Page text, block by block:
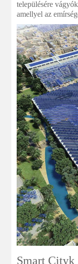
településére
amellyel az
Smart Cityk